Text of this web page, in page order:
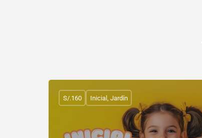
S/.160 Inicial, Jardín